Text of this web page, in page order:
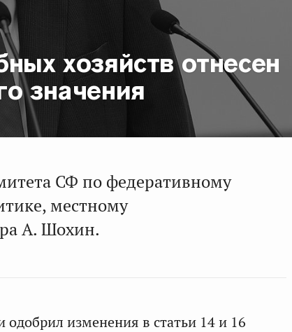
хозяйств отнесен
значения
СФ по федеративному
местному
А. Шохин.
изменения в статьи 14 и 16